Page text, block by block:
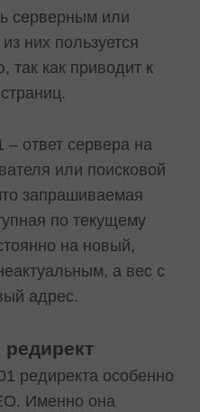
серверным или
них пользуется
так как приводит к
– ответ сервера на
или поисковой
запрашиваемая
по текущему
на новый,
а вес с
адрес.
редиректа особенно
Именно она